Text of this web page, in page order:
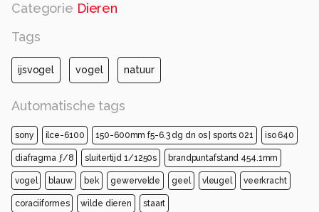
Categorie Dieren
Tags
ijsvogel vogel natuur
Automatische tags
sony ilce-6100 150-600mm f5-6.3 dg dn os | sports 021 iso 640
diafragma ƒ/8 sluitertijd 1/1250s brandpuntafstand 454.1mm
vogel blauw bek gewervelde geel vleugel veerkracht
coraciiformes wilde dieren staart